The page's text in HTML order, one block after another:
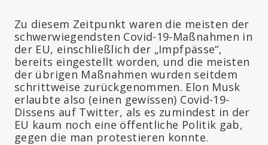
Zu diesem Zeitpunkt waren die meisten der
schwerwiegendsten Covid-19-Maßnahmen in
der EU, einschließlich der „Impfpässe“,
bereits eingestellt worden, und die meisten
der übrigen Maßnahmen wurden seitdem
schrittweise zurückgenommen. Elon Musk
erlaubte also (einen gewissen) Covid-19-
Dissens auf Twitter, als es zumindest in der
EU kaum noch eine öffentliche Politik gab,
gegen die man protestieren konnte.